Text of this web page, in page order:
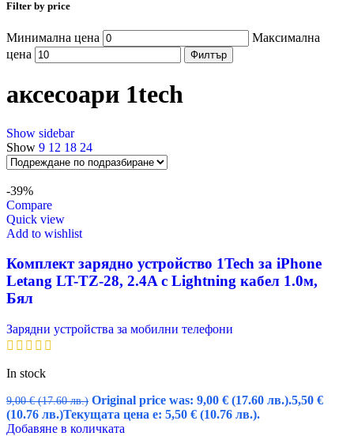
Filter by price
Минимална цена
Максимална
цена
Филтър
аксесоари 1tech
Show sidebar
Show 9 12 18 24
-39%
Compare
Quick view
Add to wishlist
Комплект зарядно устройство 1Tech за iPhone
Letang LT-TZ-28, 2.4A с Lightning кабел 1.0м,
Бял
Зарядни устройства за мобилни телефони
In stock
9,00€ (17.60 лв.) Original price was: 9,00 € (17.60 лв.).5,50 €
(10.76 лв.)Текущата цена е: 5,50 € (10.76 лв.).
Добавяне в количката